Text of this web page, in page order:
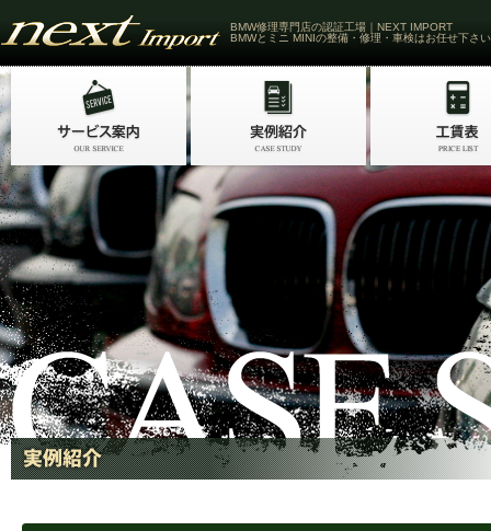
BMW修理専門店の認証工場｜NEXT IMPORT
BMWとミニ MINIの整備・修理・車検はお任せ下さい